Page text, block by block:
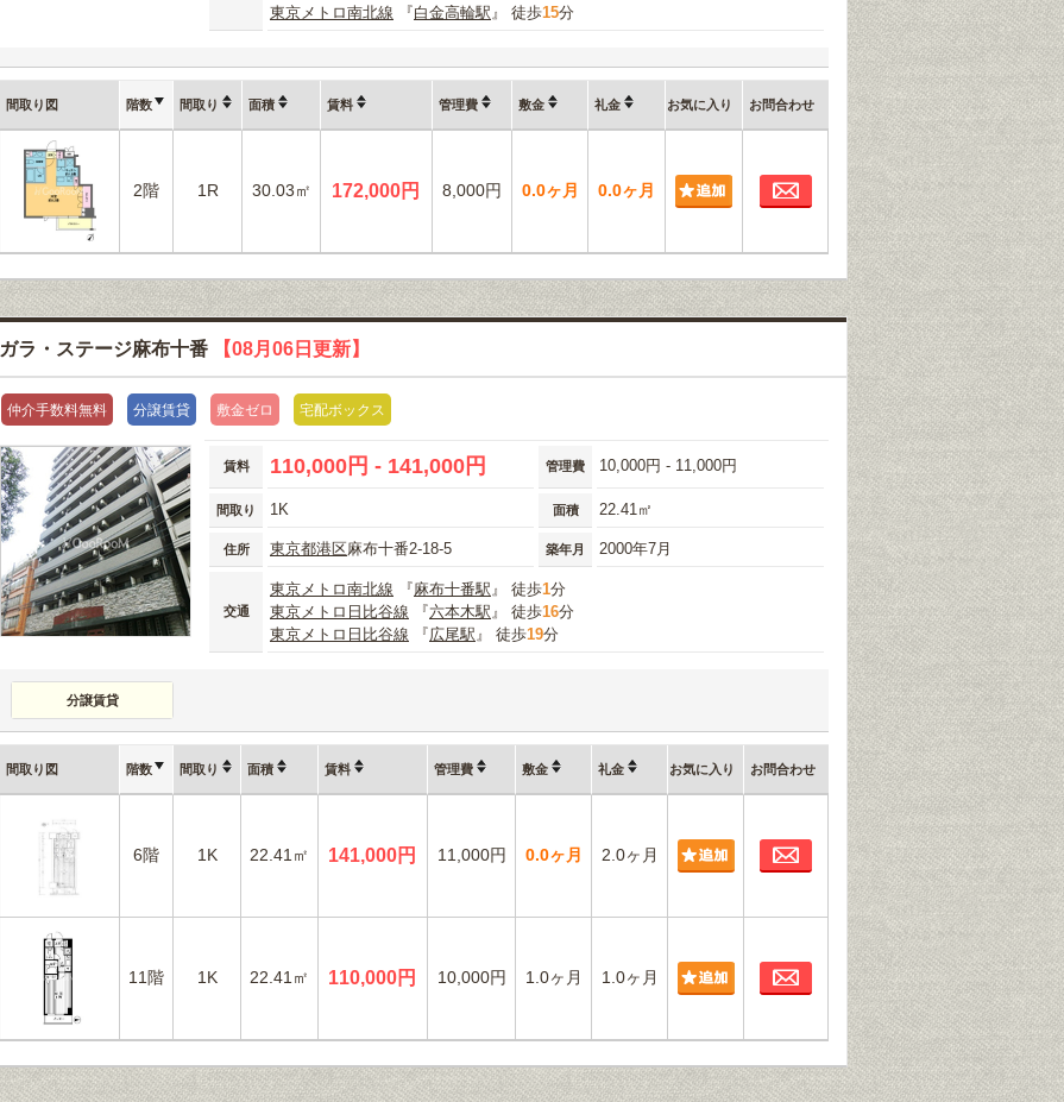
東京メトロ南北線 『白金高輪駅 』 徒歩15分
間取り図 階数 間取り 面積 賃料 管理費 敷金 礼金 お気に入り お問合わせ
2階 1R 30.03㎡ 172,000円 8,000円 0.0ヶ月 0.0ヶ月 お問合わせ
ガラ・ステージ麻布十番 【08月06日更新】
仲介手数料無料 分譲賃貸 敷金ゼロ 宅配ボックス
賃料 110,000円 - 141,000円 管理費 10,000円 - 11,000円
間取り 1K 面積 22.41㎡
住所 東京都港区麻布十番2-18-5 築年月 2000年7月
交通
東京メトロ南北線 『麻布十番駅 』 徒歩1分
東京メトロ日比谷線 『六本木駅 』 徒歩16分
東京メトロ日比谷線 『広尾駅 』 徒歩19分
分譲賃貸
間取り図 階数 間取り 面積 賃料 管理費 敷金 礼金 お気に入り お問合わせ
6階 1K 22.41㎡ 141,000円 11,000円 0.0ヶ月 2.0ヶ月 お問合わせ
11階 1K 22.41㎡ 110,000円 10,000円 1.0ヶ月 1.0ヶ月 お問合わせ